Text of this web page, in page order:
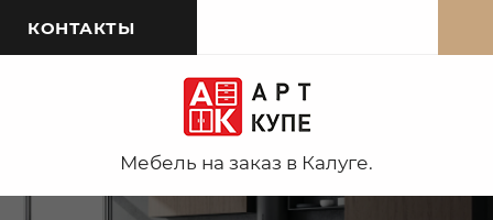
КОНТАКТЫ
Мебель на заказ в Калуге.